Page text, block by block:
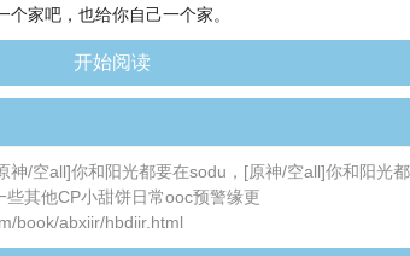
个家吧，也给你自己一个家。
开始阅读
神/空all]你和阳光都要在sodu，[原神/空all]你和阳
其他CP小甜饼日常ooc预警缘更
book/abxiir/hbdiir.html